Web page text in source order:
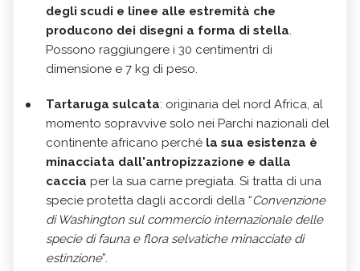
degli scudi e linee alle estremità che
producono dei disegni a forma di stella.
Possono raggiungere i 30 centimentri di
dimensione e 7 kg di peso.
Tartaruga sulcata: originaria del nord Africa, al
momento sopravvive solo nei Parchi nazionali del
continente africano perché la sua esistenza è
minacciata dall'antropizzazione e dalla
caccia per la sua carne pregiata. Si tratta di una
specie protetta dagli accordi della “Convenzione
di Washington sul commercio internazionale delle
specie di fauna e flora selvatiche minacciate di
estinzione”.